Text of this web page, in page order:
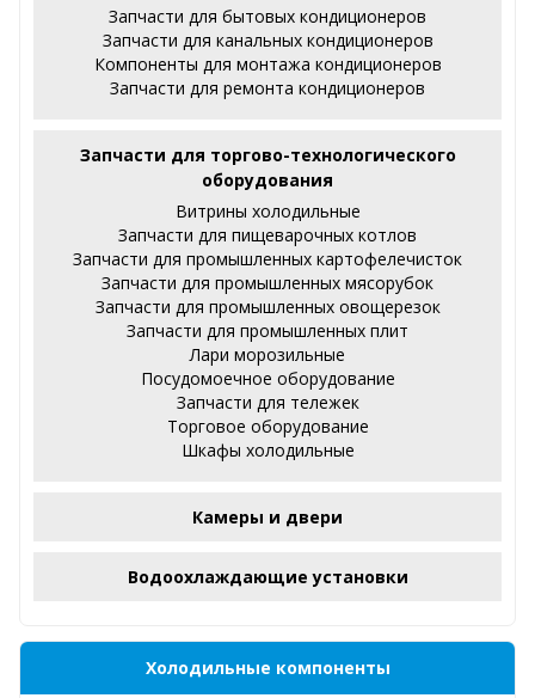
Запчасти для бытовых кондиционеров
Запчасти для канальных кондиционеров
Компоненты для монтажа кондиционеров
Запчасти для ремонта кондиционеров
Запчасти для торгово-технологического
оборудования
Витрины холодильные
Запчасти для пищеварочных котлов
Запчасти для промышленных картофелечисток
Запчасти для промышленных мясорубок
Запчасти для промышленных овощерезок
Запчасти для промышленных плит
Лари морозильные
Посудомоечное оборудование
Запчасти для тележек
Торговое оборудование
Шкафы холодильные
Камеры и двери
Водоохлаждающие установки
Холодильные компоненты